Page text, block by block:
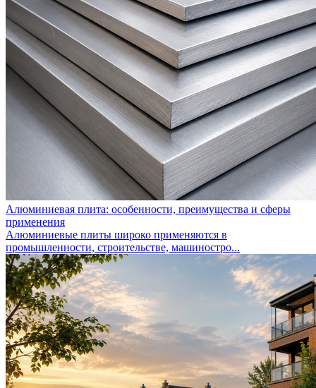
Алюминиевая плита: особенности, преимущества и сферы
применения
Алюминиевые плиты широко применяются в
промышленности, строительстве, машиностро...